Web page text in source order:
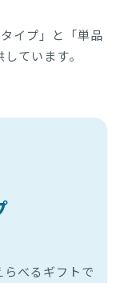
イプ」と「単品
ています。
べるギフトで